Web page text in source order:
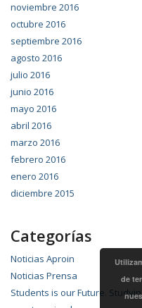
noviembre 2016
octubre 2016
septiembre 2016
agosto 2016
julio 2016
junio 2016
mayo 2016
abril 2016
marzo 2016
febrero 2016
enero 2016
diciembre 2015
Categorías
Noticias Aproin
Noticias Prensa
Students is our Future.
de